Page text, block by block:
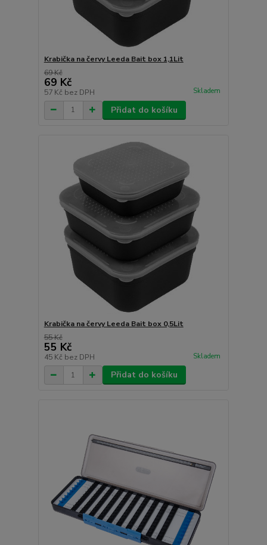
Krabička na červy Leeda Bait box 1,1Lit
69 Kč
69 Kč
57 Kč bez DPH Skladem
Přidat do košíku
Krabička na červy Leeda Bait box 0,5Lit
55 Kč
55 Kč
45 Kč bez DPH Skladem
Přidat do košíku